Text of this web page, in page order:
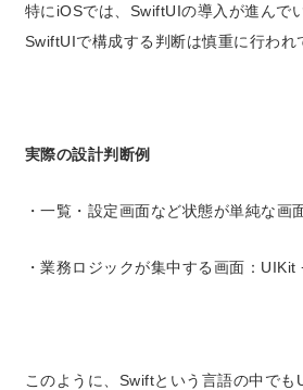
特にiOSでは、SwiftUIの導入が進んで
SwiftUIで構成する判断は慎重に行われ
実際の設計判断例
・一覧・設定画面など状態が単純な画
・業務ロジックが集中する画面：
このように、 Swiftという言語の中でも